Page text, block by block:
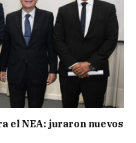
el NEA: juraron nuevos